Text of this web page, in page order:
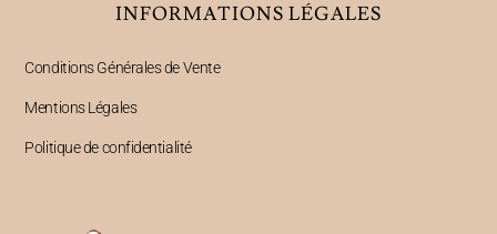
INFORMATIONS LÉGALES
Conditions Générales de Vente
Mentions Légales
Politique de confidentialité